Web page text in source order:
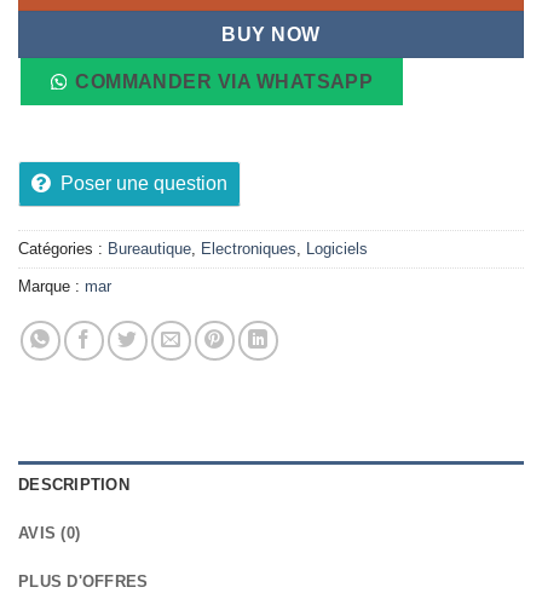
BUY NOW
COMMANDER VIA WHATSAPP
Poser une question
Catégories : Bureautique Electroniques Logiciels
Marque : mar
DESCRIPTION
AVIS (0)
PLUS D'OFFRES